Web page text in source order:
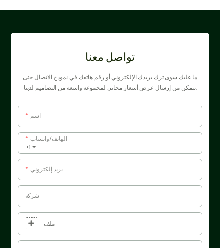
تواصل معنا
ما عليك سوى ترك بريدك الإلكتروني أو رقم هاتفك في نموذج الاتصال حتى
نتمكن من إرسال عرض أسعار مجاني لمجموعة واسعة من التصاميم لدينا.
اسم
+1
الهاتف/واتساب
بريد إلكتروني
شركة
ملف